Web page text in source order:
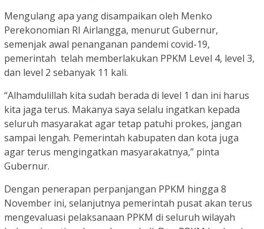
Mengulang apa yang disampaikan oleh Menko
Perekonomian RI Airlangga, menurut Gubernur,
semenjak awal penanganan pandemi covid-19,
pemerintah telah memberlakukan PPKM Level 4, level 3,
dan level 2 sebanyak 11 kali.
“Alhamdulillah kita sudah berada di level 1 dan ini harus
kita jaga terus. Makanya saya selalu ingatkan kepada
seluruh masyarakat agar tetap patuhi prokes, jangan
sampai lengah. Pemerintah kabupaten dan kota juga
agar terus mengingatkan masyarakatnya,” pinta
Gubernur.
Dengan penerapan perpanjangan PPKM hingga 8
November ini, selanjutnya pemerintah pusat akan terus
mengevaluasi pelaksanaan PPKM di seluruh wilayah